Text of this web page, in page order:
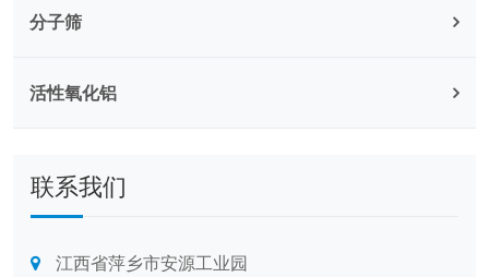
分子筛
活性氧化铝
联系我们
江西省萍乡市安源工业园